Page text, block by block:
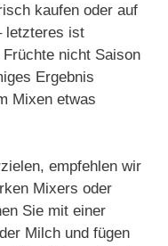
kaufen oder auf
letzteres ist
nicht Saison
Ergebnis
Mixen etwas
empfehlen wir
Mixers oder
Sie mit einer
Milch und fügen